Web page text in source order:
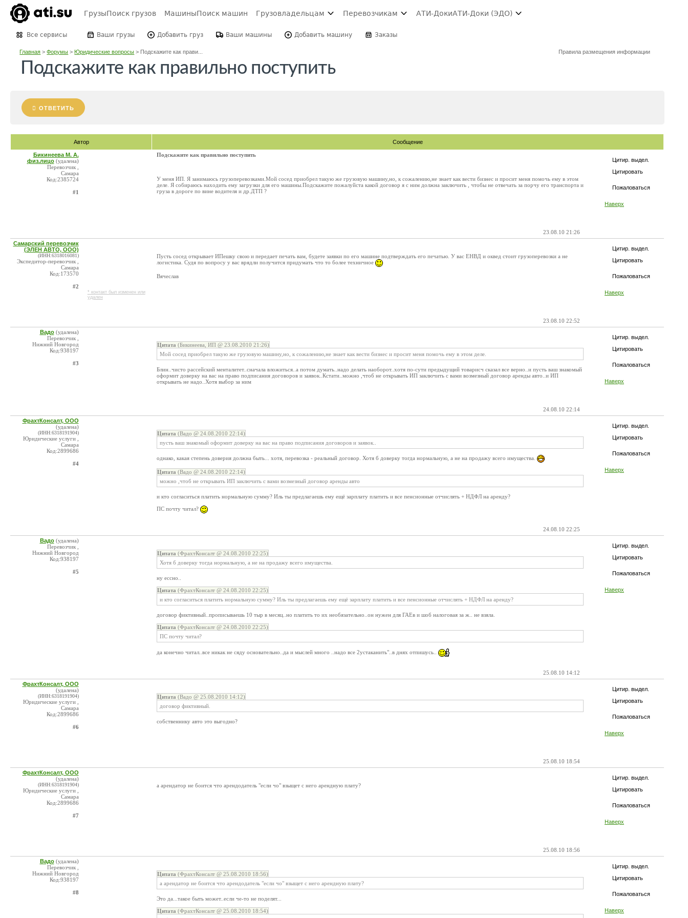
ГрузыПоиск грузов МашиныПоиск машин Грузовладельцам Перевозчикам АТИ-ДокиАТИ-Доки (ЭДО)
Все сервисы Ваши грузы Добавить груз Ваши машины Добавить машину Заказы
Главная >Форумы >Юридические вопросы > Подскажите как прави... Правила размещения информации
Подскажите как правильно поступить
ОТВЕТИТЬ
Автор Сообщение
Цитир. выдел.
Цитировать
Пожаловаться
Наверх
Бикинеева М. А.
физ.лицо (удалена)
Перевозчик ,
Самара
Код:2385724
#1
Подскажите как правильно поступить
У меня ИП. Я занимаюсь грузоперевозками.Мой сосед приобрел такую же грузовую машину,но, к сожалению,не знает как вести бизнес и просит меня помочь ему в этом
деле. Я собираюсь находить ему загрузки для его машины.Подскажите пожалуйста какой договор я с ним должна заключить , чтобы не отвечать за порчу его транспорта и
груза в дороге по вине водителя и др.ДТП ?
23.08.10 21:26
Цитир. выдел.
Цитировать
Пожаловаться
Наверх
Самарский перевозчик
(ЭЛЕН АВТО, ООО)
(ИНН:6318016081)
Экспедитор-перевозчик ,
Самара
Код:173570
#2
* контакт был изменен или
удален
Пусть сосед открывает ИПешку свою и передает печать вам, будете заявки по его машине подтверждать его печатью. У вас ЕНВД и оквед стоит грузоперевозки а не
логистика. Судя по вопросу у вас врядли получится придумать что то более техничное
Вячеслав
23.08.10 22:52
Цитир. выдел.
Цитировать
Пожаловаться
Наверх
Вадо (удалена)
Перевозчик ,
Нижний Новгород
Код:938197
#3
Цитата (Бикинеева, ИП @ 23.08.2010 21:26)
Мой сосед приобрел такую же грузовую машину,но, к сожалению,не знает как вести бизнес и просит меня помочь ему в этом деле.
Блин..чисто рассейский менталитет..сначала вложиться..а потом думать..надо делать наоборот..хотя по-сути предыдущий товарисч сказал все верно..и пусть ваш знакомый
оформит доверку на вас на право подписания договоров и заявок..Кстати..можно ,чтоб не открывать ИП заключить с вами возмезный договор аренды авто..и ИП
открывать не надо..Хотя выбор за ним
24.08.10 22:14
Цитир. выдел.
Цитировать
Пожаловаться
Наверх
ФрахтКонсалт, ООО
(удалена)
(ИНН:6318191904)
Юридические услуги ,
Самара
Код:2899686
#4
Цитата (Вадо @ 24.08.2010 22:14)
пусть ваш знакомый оформит доверку на вас на право подписания договоров и заявок..
однако, какая степень доверия должна быть... хотя, перевозка - реальный договор. Хотя б доверку тогда нормальную, а не на продажу всего имущества.
Цитата (Вадо @ 24.08.2010 22:14)
можно ,чтоб не открывать ИП заключить с вами возмезный договор аренды авто
и кто согласиться платить нормальную сумму? Иль ты предлагаешь ему ещё зарплату платить и все пенсионные отчислять + НДФЛ на аренду?
ПС почту читал?
24.08.10 22:25
Цитир. выдел.
Цитировать
Пожаловаться
Наверх
Вадо (удалена)
Перевозчик ,
Нижний Новгород
Код:938197
#5
Цитата (ФрахтКонсалт @ 24.08.2010 22:25)
Хотя б доверку тогда нормальную, а не на продажу всего имущества.
ну ессно..
Цитата (ФрахтКонсалт @ 24.08.2010 22:25)
и кто согласиться платить нормальную сумму? Иль ты предлагаешь ему ещё зарплату платить и все пенсионные отчислять + НДФЛ на аренду?
договор фиктивный..прописываешь 10 тыр в месяц..но платить то их необязательно..он нужен для ГАЕв и шоб налоговая за ж.. не взяла.
Цитата (ФрахтКонсалт @ 24.08.2010 22:25)
ПС почту читал?
да конечно читал..все никак не сяду основательно..да и мыслей много ..надо все 2устаканить"..в днях отпишусь..
25.08.10 14:12
Цитир. выдел.
Цитировать
Пожаловаться
Наверх
ФрахтКонсалт, ООО
(удалена)
(ИНН:6318191904)
Юридические услуги ,
Самара
Код:2899686
#6
Цитата (Вадо @ 25.08.2010 14:12)
договор фиктивный.
собственнику авто это выгодно?
25.08.10 18:54
Цитир. выдел.
Цитировать
Пожаловаться
Наверх
ФрахтКонсалт, ООО
(удалена)
(ИНН:6318191904)
Юридические услуги ,
Самара
Код:2899686
#7
а арендатор не боится что арендодатель "если чо" взыщет с него арендную плату?
25.08.10 18:56
Цитир. выдел.
Цитировать
Пожаловаться
Наверх
Вадо (удалена)
Перевозчик ,
Нижний Новгород
Код:938197
#8
Цитата (ФрахтКонсалт @ 25.08.2010 18:56)
а арендатор не боится что арендодатель "если чо" взыщет с него арендную плату?
Это да...такое быть может..если че-то не поделят...
Цитата (ФрахтКонсалт @ 25.08.2010 18:54)